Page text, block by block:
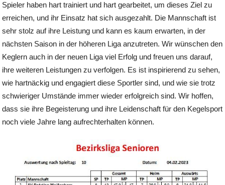
Spieler haben hart trainiert und hart gearbeitet, um dieses Ziel zu
erreichen, und ihr Einsatz hat sich ausgezahlt. Die Mannschaft ist
sehr stolz auf ihre Leistung und kann es kaum erwarten, in der
nächsten Saison in der höheren Liga anzutreten. Wir wünschen den
Keglern auch in der neuen Liga viel Erfolg und freuen uns darauf,
ihre weiteren Leistungen zu verfolgen. Es ist inspirierend zu sehen,
wie hartnäckig und engagiert diese Sportler sind, und wie sie trotz
schwieriger Umstände immer wieder erfolgreich sind. Wir hoffen,
dass sie ihre Begeisterung und ihre Leidenschaft für den Kegelsport
noch viele Jahre lang aufrechterhalten können.